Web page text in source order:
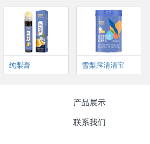
纯梨膏 雪梨露清清宝
产品展示
联系我们